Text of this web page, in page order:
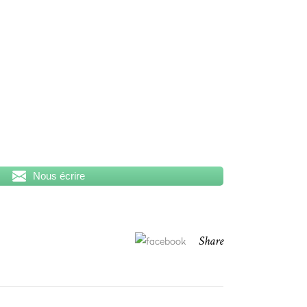
Nous écrire
Share